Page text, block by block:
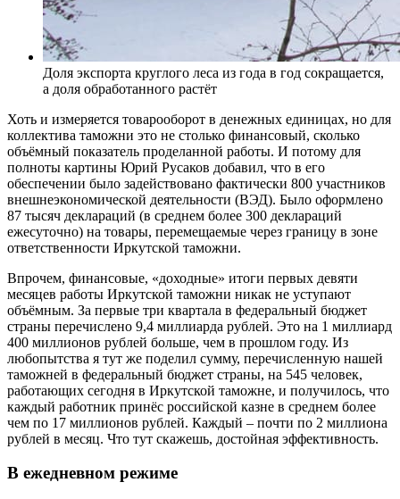
Доля экспорта круглого леса из года в год сокращается,
а доля обработанного растёт
Хоть и измеряется товарооборот в денежных единицах, но для
коллектива таможни это не столько финансовый, сколько
объёмный показатель проделанной работы. И потому для
полноты картины Юрий Русаков добавил, что в его
обеспечении было задействовано фактически 800 участников
внешнеэкономической деятельности (ВЭД). Было оформлено
87 тысяч деклараций (в среднем более 300 деклараций
ежесуточно) на товары, перемещаемые через границу в зоне
ответственности Иркутской таможни.
Впрочем, финансовые, «доходные» итоги первых девяти
месяцев работы Иркутской таможни никак не уступают
объёмным. За первые три квартала в федеральный бюджет
страны перечислено 9,4 миллиарда рублей. Это на 1 миллиард
400 миллионов рублей больше, чем в прошлом году. Из
любопытства я тут же поделил сумму, перечисленную нашей
таможней в федеральный бюджет страны, на 545 человек,
работающих сегодня в Иркутской таможне, и получилось, что
каждый работник принёс российской казне в среднем более
чем по 17 миллионов рублей. Каждый – почти по 2 миллиона
рублей в месяц. Что тут скажешь, достойная эффективность.
В ежедневном режиме